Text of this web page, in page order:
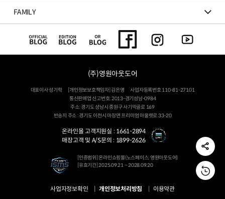
FAMILY
(주)영원아웃도어
대표이사 성기학 [개인정보보호책임자] 김은영
사업자등록번호 110-81-27101
통신판매업 신고번호: 2013-경기성남-0984
주소: 경기도 성남시 중원구 사기막골로 169
반송지 주소 : 경기도 이천시 마장면 프리미엄 아울렛로 33-20
온라인몰 고객지원실 : 1661-2894
매장고객 및 A/S문의 : 1899-2626
[인증범위] 온라인쇼핑몰(노스페이스, 영원아웃도어)
[유효기간] 2025.09.21 ~ 2028.09.20
사업자정보확인 개인정보처리방침 이용약관